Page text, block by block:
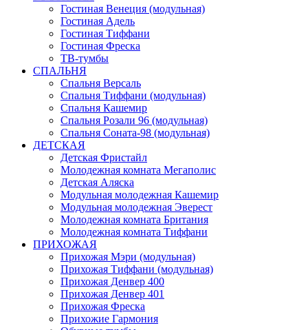
Гостиная Венеция (модульная)
Гостиная Адель
Гостиная Тиффани
Гостиная Фреска
ТВ-тумбы
СПАЛЬНЯ
Спальня Версаль
Спальня Тиффани (модульная)
Спальня Кашемир
Спальня Розали 96 (модульная)
Спальня Соната-98 (модульная)
ДЕТСКАЯ
Детская Фристайл
Молодежная комната Мегаполис
Детская Аляска
Модульная молодежная Кашемир
Модульная молодежная Эверест
Молодежная комната Британия
Молодежная комната Тиффани
ПРИХОЖАЯ
Прихожая Мэри (модульная)
Прихожая Тиффани (модульная)
Прихожая Денвер 400
Прихожая Денвер 401
Прихожая Фреска
Прихожие Гармония